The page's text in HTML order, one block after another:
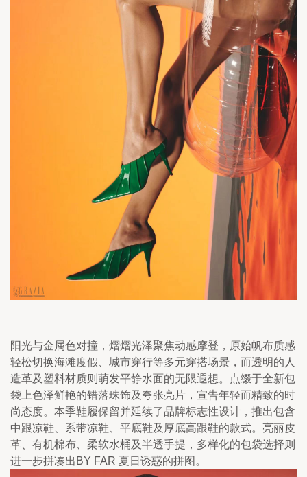
阳光与金属色对撞，熠熠光泽聚焦动感摩登，原始帆布质感
轻松切换海滩度假、城市穿行等多元穿搭场景，而透明的人
造革及塑料材质则萌发平静水面的无限遐想。点缀于全新包
袋上色泽鲜艳的错落珠饰及夸张亮片，宣告年轻而精致的时
尚态度。本季鞋履保留并延续了品牌标志性设计，推出包含
中跟凉鞋、系带凉鞋、平底鞋及厚底高跟鞋的款式。亮丽皮
革、有机棉布、柔软水桶及半透手提，多样化的包袋选择则
进一步拼凑出BY FAR 夏日诱惑的拼图。